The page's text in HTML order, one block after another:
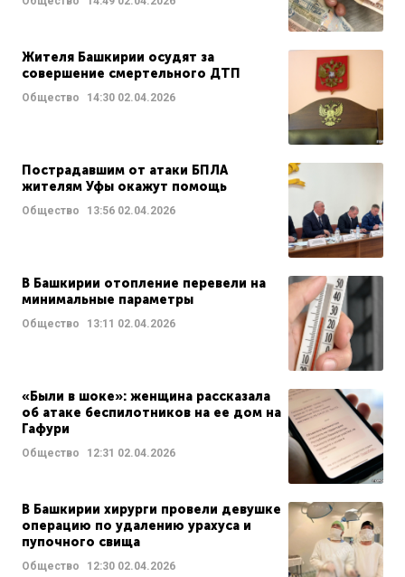
Жителя Башкирии осудят за
совершение смертельного ДТП
Общество 14:30 02.04.2026
Пострадавшим от атаки БПЛА
жителям Уфы окажут помощь
Общество 13:56 02.04.2026
В Башкирии отопление перевели на
минимальные параметры
Общество 13:11 02.04.2026
«Были в шоке»: женщина рассказала
об атаке беспилотников на ее дом на
Гафури
Общество 12:31 02.04.2026
В Башкирии хирурги провели девушке
операцию по удалению урахуса и
пупочного свища
Общество 12:30 02.04.2026